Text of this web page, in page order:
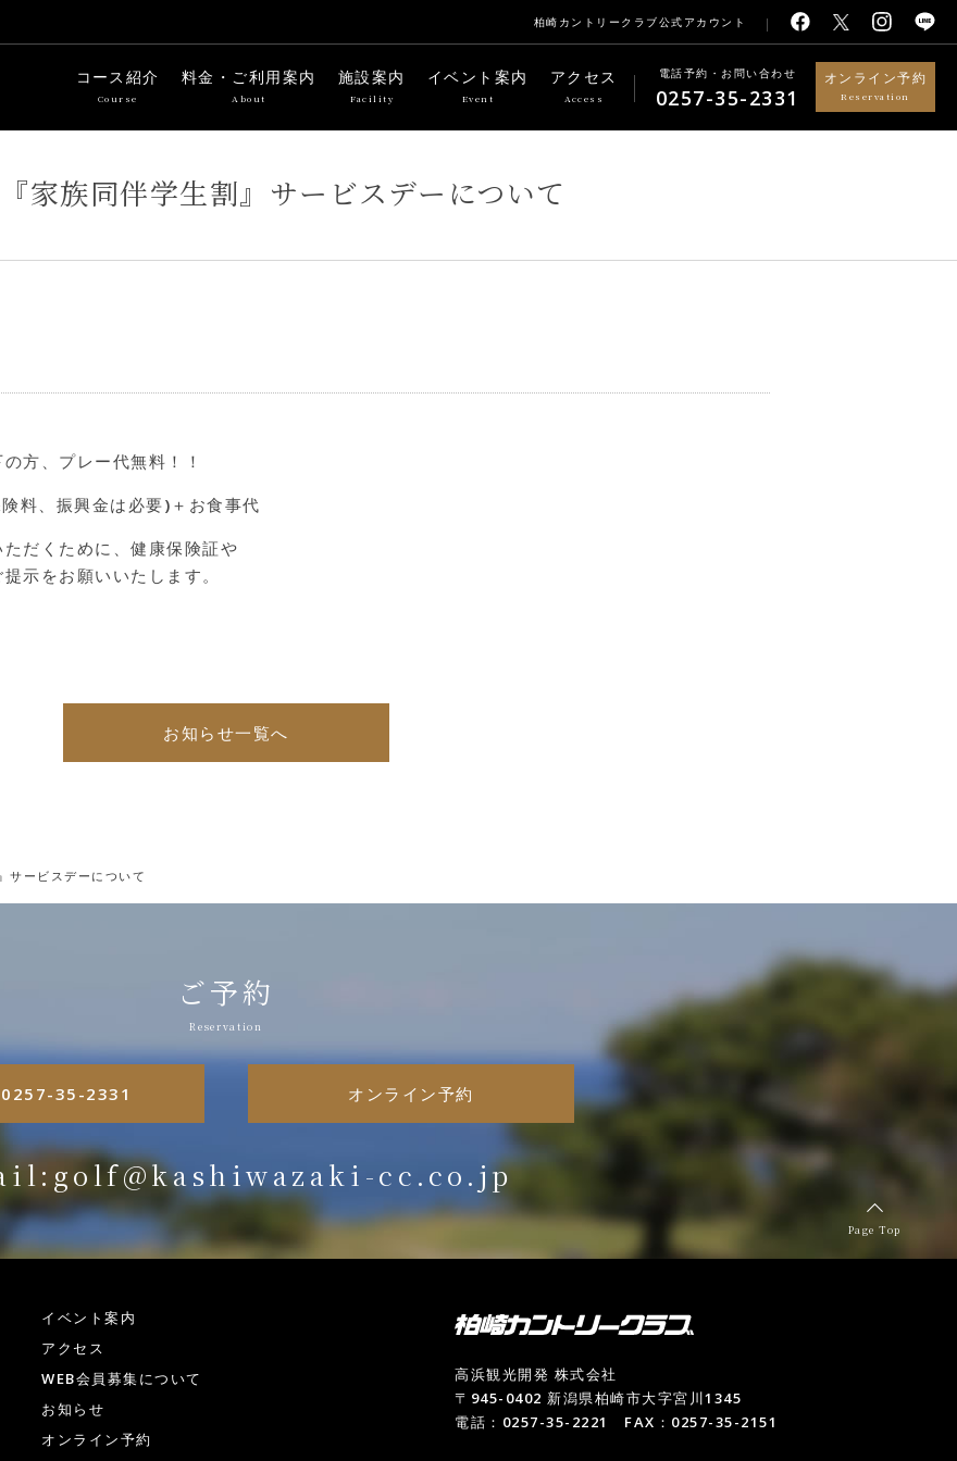
柏崎カントリークラブ公式アカウント
コース紹介
Course
料金・ご利用案内
About
施設案内
Facility
イベント案内
Event
アクセス
Access
電話予約・お問い合わせ
0257-35-2331
オンライン予約
Reservation
家族同伴学生割』サービスデーについて
方、プレー代無料！！
料、振興金は必要)＋お食事代
だくために、健康保険証や
示をお願いいたします。
お知らせ一覧へ
サービスデーについて
ご予約
0257-35-2331 オンライン予約
cc.co.jp
Page Top
イベント案内
アクセス
WEB会員募集について
お知らせ
オンライン予約
高浜観光開発 株式会社
〒945-0402 新潟県柏崎市大字宮川1345
電話：0257-35-2221 FAX：0257-35-2151